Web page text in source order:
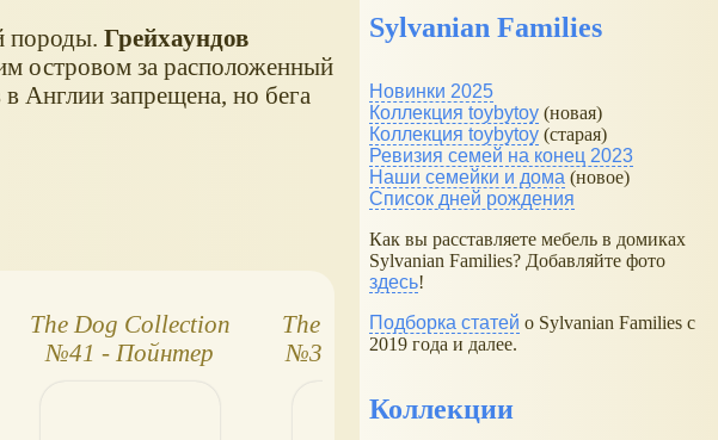
породы. Грейхаундов
островом за расположенный
Англии запрещена, но бега
The Dog Collection
№41 - Пойнтер
The Dog Collection
№36 - Леонбергер
The Dog
Sylvanian Families
Новинки 2025
Коллекция toybytoy (новая)
Коллекция toybytoy (старая)
Ревизия семей на конец 2023
Наши семейки и дома (новое)
Список дней рождения
Как вы расставляете мебель в домиках
Sylvanian Families? Добавляйте фото
здесь!
Подборка статей о Sylvanian Families с
2019 года и далее.
Коллекции